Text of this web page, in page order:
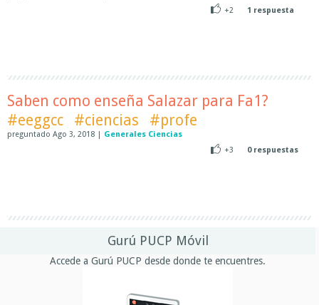
+2
1 respuesta
Saben como enseña Salazar para Fa1?
#eeggcc
#ciencias #profe
preguntado Ago 3, 2018 | Generales Ciencias
+3
0respuestas
Gurú PUCP Móvil
Accede a Gurú PUCP desde donde te encuentres.